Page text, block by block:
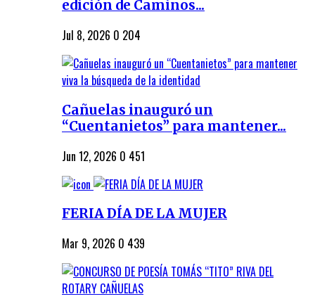
edición de Caminos...
Jul 8, 2026 0 204
Cañuelas inauguró un
“Cuentanietos” para mantener...
Jun 12, 2026 0 451
FERIA DÍA DE LA MUJER
Mar 9, 2026 0 439